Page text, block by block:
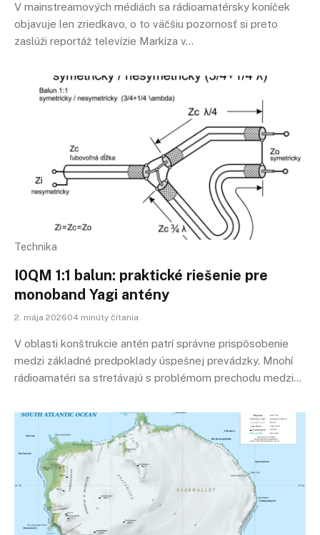
V mainstreamových médiách sa rádioamatérsky koníček
objavuje len zriedkavo, o to väčšiu pozornosť si preto
zaslúži reportáž televízie Markíza v…
Technika
I0QM 1:1 balun: praktické riešenie pre
monoband Yagi antény
2. mája 202604 minúty čítania
V oblasti konštrukcie antén patrí správne prispôsobenie
medzi základné predpoklady úspešnej prevádzky. Mnohí
rádioamatéri sa stretávajú s problémom prechodu medzi…